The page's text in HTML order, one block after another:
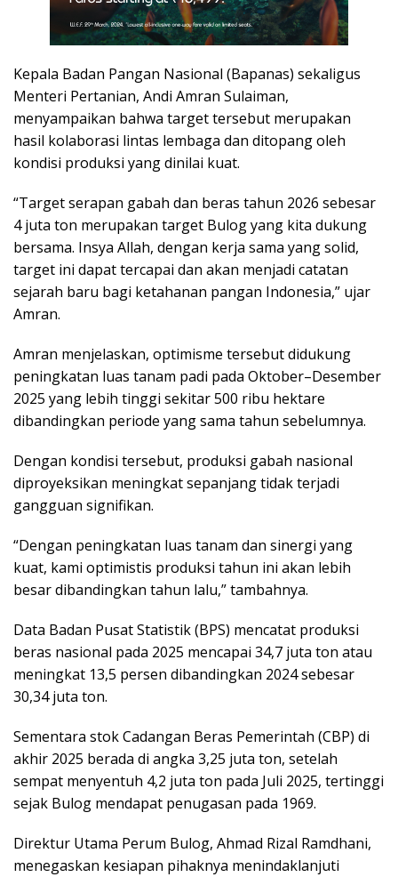
Kepala Badan Pangan Nasional (Bapanas) sekaligus
Menteri Pertanian, Andi Amran Sulaiman,
menyampaikan bahwa target tersebut merupakan
hasil kolaborasi lintas lembaga dan ditopang oleh
kondisi produksi yang dinilai kuat.
“Target serapan gabah dan beras tahun 2026 sebesar
4 juta ton merupakan target Bulog yang kita dukung
bersama. Insya Allah, dengan kerja sama yang solid,
target ini dapat tercapai dan akan menjadi catatan
sejarah baru bagi ketahanan pangan Indonesia,” ujar
Amran.
Amran menjelaskan, optimisme tersebut didukung
peningkatan luas tanam padi pada Oktober–Desember
2025 yang lebih tinggi sekitar 500 ribu hektare
dibandingkan periode yang sama tahun sebelumnya.
Dengan kondisi tersebut, produksi gabah nasional
diproyeksikan meningkat sepanjang tidak terjadi
gangguan signifikan.
“Dengan peningkatan luas tanam dan sinergi yang
kuat, kami optimistis produksi tahun ini akan lebih
besar dibandingkan tahun lalu,” tambahnya.
Data Badan Pusat Statistik (BPS) mencatat produksi
beras nasional pada 2025 mencapai 34,7 juta ton atau
meningkat 13,5 persen dibandingkan 2024 sebesar
30,34 juta ton.
Sementara stok Cadangan Beras Pemerintah (CBP) di
akhir 2025 berada di angka 3,25 juta ton, setelah
sempat menyentuh 4,2 juta ton pada Juli 2025, tertinggi
sejak Bulog mendapat penugasan pada 1969.
Direktur Utama Perum Bulog, Ahmad Rizal Ramdhani,
menegaskan kesiapan pihaknya menindaklanjuti